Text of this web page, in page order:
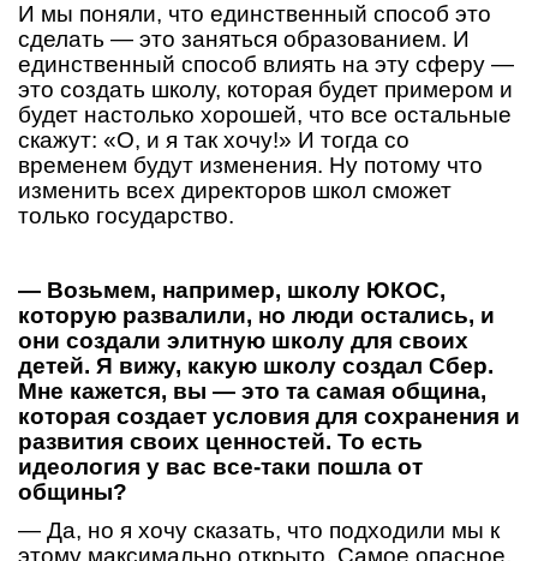
И мы поняли, что единственный способ это
сделать — это заняться образованием. И
единственный способ влиять на эту сферу —
это создать школу, которая будет примером и
будет настолько хорошей, что все остальные
скажут: «О, и я так хочу!» И тогда со
временем будут изменения. Ну потому что
изменить всех директоров школ сможет
только государство.
— Возьмем, например, школу ЮКОС,
которую развалили, но люди остались, и
они создали элитную школу для своих
детей. Я вижу, какую школу создал Сбер.
Мне кажется, вы — это та самая община,
которая создает условия для сохранения и
развития своих ценностей. То есть
идеология у вас все-таки пошла от
общины?
— Да, но я хочу сказать, что подходили мы к
этому максимально открыто. Самое опасное,